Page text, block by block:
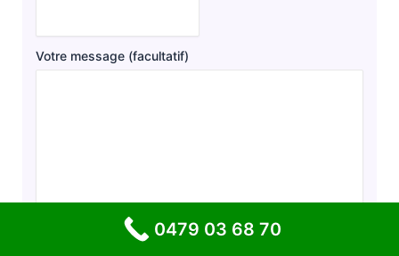
Votre message (facultatif)
0479 03 68 70